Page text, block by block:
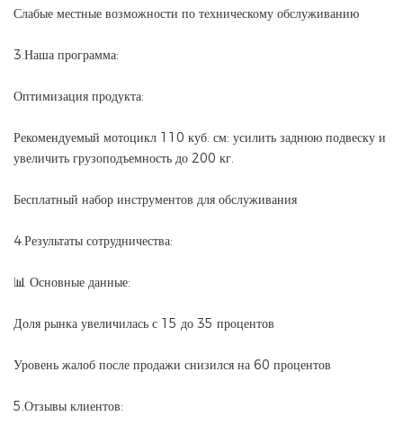
Слабые местные возможности по техническому обслуживанию
3.Наша программа:
Оптимизация продукта:
Рекомендуемый мотоцикл 110 куб. см: усилить заднюю подвеску и
увеличить грузоподъемность до 200 кг.
Бесплатный набор инструментов для обслуживания
4.Результаты сотрудничества:
📊 Основные данные:
Доля рынка увеличилась с 15 до 35 процентов
Уровень жалоб после продажи снизился на 60 процентов
5.Отзывы клиентов: